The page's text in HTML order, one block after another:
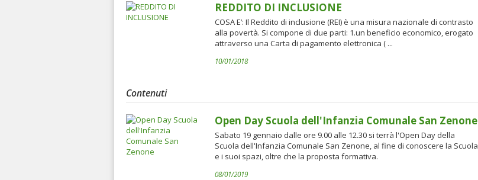
REDDITO DI INCLUSIONE
COSA E’: Il Reddito di inclusione (REI) è una misura nazionale di contrasto
alla povertà. Si compone di due parti: 1.un beneficio economico, erogato
attraverso una Carta di pagamento elettronica ( ...
10/01/2018
Contenuti
Open Day Scuola dell'Infanzia Comunale San Zenone
Sabato 19 gennaio dalle ore 9.00 alle 12.30 si terrà l'Open Day della
Scuola dell'Infanzia Comunale San Zenone, al fine di conoscere la Scuola
e i suoi spazi, oltre che la proposta formativa.
08/01/2019